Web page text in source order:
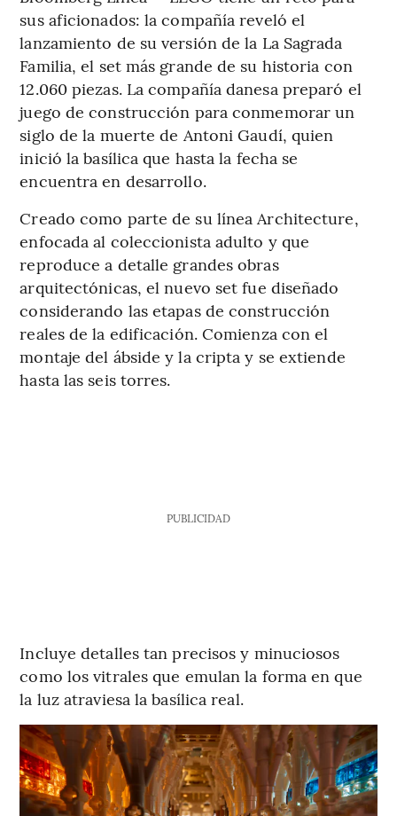
sus aficionados: la compañía reveló el
lanzamiento de su versión de la La Sagrada
Familia, el set más grande de su historia con
12.060 piezas. La compañía danesa preparó el
juego de construcción para conmemorar un
siglo de la muerte de Antoni Gaudí, quien
inició la basílica que hasta la fecha se
encuentra en desarrollo.
Creado como parte de su línea Architecture,
enfocada al coleccionista adulto y que
reproduce a detalle grandes obras
arquitectónicas, el nuevo set fue diseñado
considerando las etapas de construcción
reales de la edificación. Comienza con el
montaje del ábside y la cripta y se extiende
hasta las seis torres.
PUBLICIDAD
Incluye detalles tan precisos y minuciosos
como los vitrales que emulan la forma en que
la luz atraviesa la basílica real.